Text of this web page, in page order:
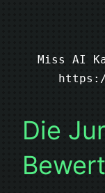
Miss AI
Die